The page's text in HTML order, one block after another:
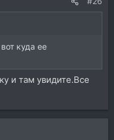
куда ее
и там увидите.Все